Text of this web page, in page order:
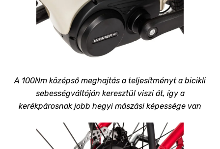
A 100Nm középső meghajtás a teljesítményt a bicikli
sebességváltóján keresztül viszi át, így a
kerékpárosnak jobb hegyi mászási képessége van